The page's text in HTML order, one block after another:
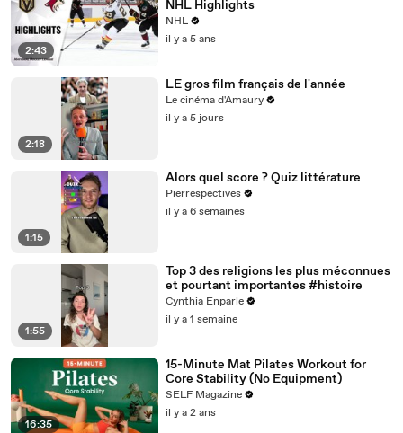
2:43
NHL Highlights
NHL
il y a 5 ans
2:18
LE gros film français de l'année
Le cinéma d'Amaury
il y a 5 jours
1:15
Alors quel score ? Quiz littérature
Pierrespectives
il y a 6 semaines
1:55
Top 3 des religions les plus méconnues
et pourtant importantes #histoire
Cynthia Enparle
il y a 1 semaine
16:35
15-Minute Mat Pilates Workout for
Core Stability (No Equipment)
SELF Magazine
il y a 2 ans